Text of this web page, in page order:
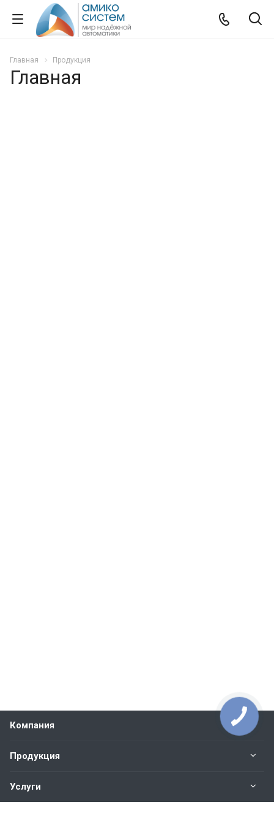
Главная Продукция
Главная
Компания
Продукция
Услуги